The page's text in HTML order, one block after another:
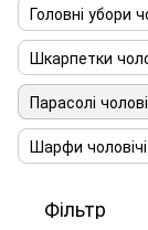
Головні убори
Шкарпетки
Парасолі
Шарфи
Фільтр